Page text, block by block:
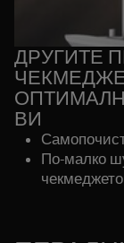
ДРУГИТЕ
ВИ
По-малко
чекмеджето